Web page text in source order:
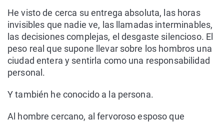
He visto de cerca su entrega absoluta, las horas
invisibles que nadie ve, las llamadas interminables,
las decisiones complejas, el desgaste silencioso. El
peso real que supone llevar sobre los hombros una
ciudad entera y sentirla como una responsabilidad
personal.
Y también he conocido a la persona.
Al hombre cercano, al fervoroso esposo que